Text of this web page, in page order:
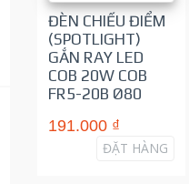
ĐÈN CHIẾU ĐIỂM
(SPOTLIGHT)
GẮN RAY LED
COB 20W COB
FR5-20B Ø80
191.000 ₫
ĐẶT HÀNG